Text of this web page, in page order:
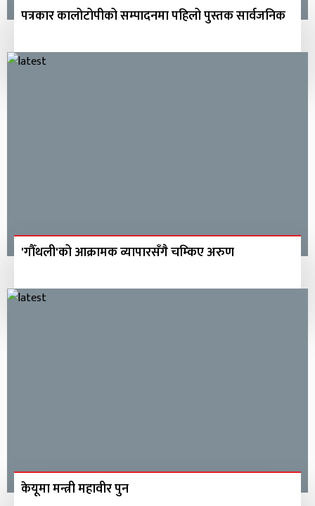
पत्रकार कालोटोपीको सम्पादनमा पहिलो पुस्तक सार्वजनिक
'गौँथली'को आक्रामक व्यापारसँगै चम्किए अरुण
केयूमा मन्त्री महावीर पुन